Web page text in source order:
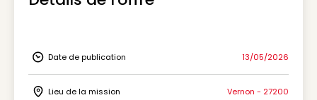
Icon Date de publication
Date de publication 13/05/2026
Lieu de la mission Vernon - 27200